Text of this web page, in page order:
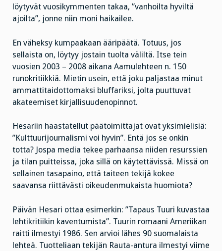
löytyvät vuosikymmenten takaa, ”vanhoilta hyviltä
ajoilta”, jonne niin moni haikailee.
En väheksy kumpaakaan ääripäätä. Totuus, jos
sellaista on, löytyy jostain tuolta väliltä. Itse tein
vuosien 2003 – 2008 aikana Aamulehteen n. 150
runokritiikkiä. Mietin usein, että joku paljastaa minut
ammattitaidottomaksi bluffariksi, jolta puuttuvat
akateemiset kirjallisuudenopinnot.
Hesariin haastatellut päätoimittajat ovat yksimielisiä:
”Kulttuurijournalismi voi hyvin”. Entä jos se onkin
totta? Jospa media tekee parhaansa niiden resurssien
ja tilan puitteissa, joka sillä on käytettävissä. Missä on
sellainen tasapaino, että taiteen tekijä kokee
saavansa riittävästi oikeudenmukaista huomiota?
Päivän Hesari ottaa esimerkin: ”Tapaus Tuuri kuvastaa
lehtikritiikin kaventumista”. Tuurin romaani Ameriikan
raitti ilmestyi 1986. Sen arvioi lähes 90 suomalaista
lehteä. Tuotteliaan tekijän Rauta-antura ilmestyi viime